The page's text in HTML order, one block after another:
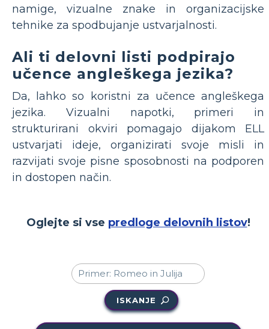
namige, vizualne znake in organizacijske
tehnike za spodbujanje ustvarjalnosti.
Ali ti delovni listi podpirajo
učence angleškega jezika?
Da, lahko so koristni za učence angleškega
jezika. Vizualni napotki, primeri in
strukturirani okviri pomagajo dijakom ELL
ustvarjati ideje, organizirati svoje misli in
razvijati svoje pisne sposobnosti na podporen
in dostopen način.
Oglejte si vse predloge delovnih listov!
ISKANJE